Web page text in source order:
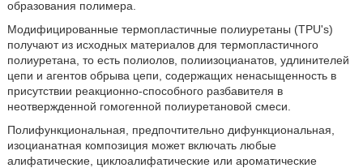
образования полимера.
Модифицированные термопластичные полиуретаны (TPU's)
получают из исходных материалов для термопластичного
полиуретана, то есть полиолов, полиизоцианатов, удлинителей
цепи и агентов обрыва цепи, содержащих ненасыщенность в
присутствии реакционно-способного разбавителя в
неотвержденной гомогенной полиуретановой смеси.
Полифункциональная, предпочтительно дифункциональная,
изоцианатная композиция может включать любые
алифатические, циклоалифатические или ароматические